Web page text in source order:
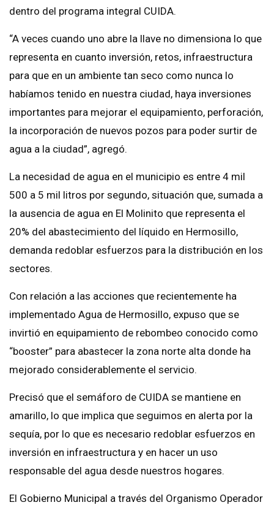
dentro del programa integral CUIDA.
“A veces cuando uno abre la llave no dimensiona lo que
representa en cuanto inversión, retos, infraestructura
para que en un ambiente tan seco como nunca lo
habíamos tenido en nuestra ciudad, haya inversiones
importantes para mejorar el equipamiento, perforación,
la incorporación de nuevos pozos para poder surtir de
agua a la ciudad”, agregó.
La necesidad de agua en el municipio es entre 4 mil
500 a 5 mil litros por segundo, situación que, sumada a
la ausencia de agua en El Molinito que representa el
20% del abastecimiento del líquido en Hermosillo,
demanda redoblar esfuerzos para la distribución en los
sectores.
Con relación a las acciones que recientemente ha
implementado Agua de Hermosillo, expuso que se
invirtió en equipamiento de rebombeo conocido como
“booster” para abastecer la zona norte alta donde ha
mejorado considerablemente el servicio.
Precisó que el semáforo de CUIDA se mantiene en
amarillo, lo que implica que seguimos en alerta por la
sequía, por lo que es necesario redoblar esfuerzos en
inversión en infraestructura y en hacer un uso
responsable del agua desde nuestros hogares.
El Gobierno Municipal a través del Organismo Operador